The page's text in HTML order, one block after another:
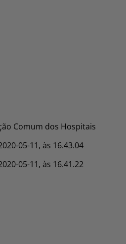
Comum dos Hospitais